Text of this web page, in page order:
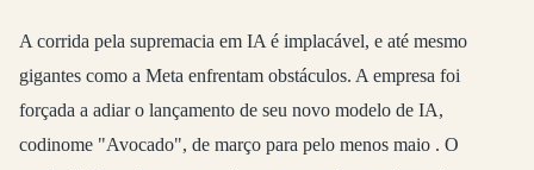
A corrida pela supremacia em IA é implacável, e até mesmo
gigantes como a Meta enfrentam obstáculos. A empresa foi
forçada a adiar o lançamento de seu novo modelo de IA,
codinome "Avocado", de março para pelo menos maio . O